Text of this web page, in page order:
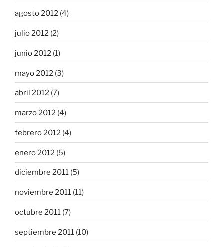
agosto 2012 (4)
julio 2012 (2)
junio 2012 (1)
mayo 2012 (3)
abril 2012 (7)
marzo 2012 (4)
febrero 2012 (4)
enero 2012 (5)
diciembre 2011 (5)
noviembre 2011 (11)
octubre 2011 (7)
septiembre 2011 (10)